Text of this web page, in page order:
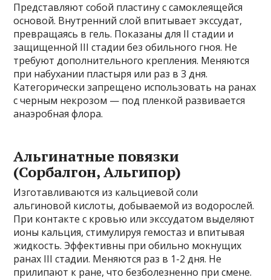
Представляют собой пластину с самоклеящейся
основой. Внутренний слой впитывает экссудат,
превращаясь в гель. Показаны для II стадии и
защищенной III стадии без обильного гноя. Не
требуют дополнительного крепления. Меняются
при набухании пластыря или раз в 3 дня.
Категорически запрещено использовать на ранах
с черным некрозом — под пленкой развивается
анаэробная флора.
Альгинатные повязки
(Сорбалгон, Альгипор)
Изготавливаются из кальциевой соли
альгиновой кислоты, добываемой из водорослей.
При контакте с кровью или экссудатом выделяют
ионы кальция, стимулируя гемостаз и впитывая
жидкость. Эффективны при обильно мокнущих
ранах III стадии. Меняются раз в 1-2 дня. Не
прилипают к ране, что безболезненно при смене.